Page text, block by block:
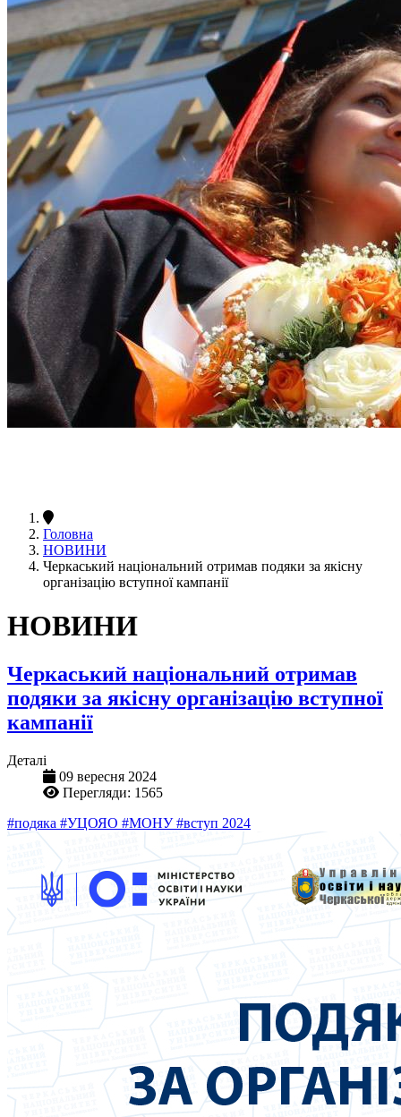
Головна
НОВИНИ
Черкаський національний отримав подяки за якісну
організацію вступної кампанії
НОВИНИ
Черкаський національний отримав
подяки за якісну організацію вступної
кампанії
Деталі
09 вересня 2024
Перегляди: 1565
#подяка #УЦОЯО #МОНУ#вступ 2024